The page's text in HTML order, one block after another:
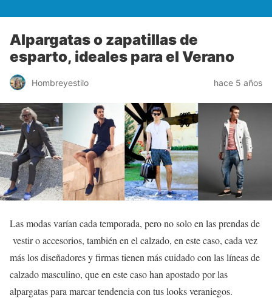
Alpargatas o zapatillas de
esparto, ideales para el Verano
Hombreyestilo hace 5 años
Las modas varían cada temporada, pero no solo en las prendas de
vestir o accesorios, también en el calzado, en este caso, cada vez
más los diseñadores y firmas tienen más cuidado con las líneas de
calzado masculino, que en este caso han apostado por las
alpargatas para marcar tendencia con tus looks veraniegos.